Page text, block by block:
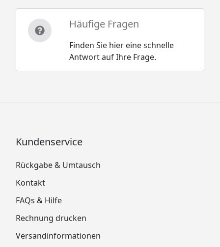
Häufige Fragen
Finden Sie hier eine schnelle
Antwort auf Ihre Frage.
Kundenservice
Rückgabe & Umtausch
Kontakt
FAQs & Hilfe
Rechnung drucken
Versandinformationen